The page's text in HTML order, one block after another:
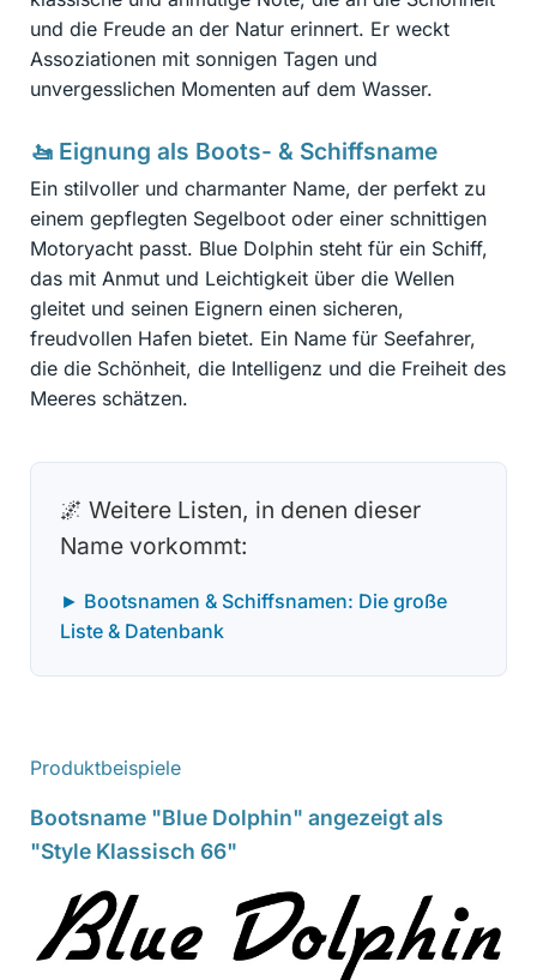
und die Freude an der Natur erinnert. Er weckt
Assoziationen mit sonnigen Tagen und
unvergesslichen Momenten auf dem Wasser.
🚤 Eignung als Boots- & Schiffsname
Ein stilvoller und charmanter Name, der perfekt zu
einem gepflegten Segelboot oder einer schnittigen
Motoryacht passt. Blue Dolphin steht für ein Schiff,
das mit Anmut und Leichtigkeit über die Wellen
gleitet und seinen Eignern einen sicheren,
freudvollen Hafen bietet. Ein Name für Seefahrer,
die die Schönheit, die Intelligenz und die Freiheit des
Meeres schätzen.
🌌 Weitere Listen, in denen dieser
Name vorkommt:
► Bootsnamen & Schiffsnamen: Die große
Liste & Datenbank
Produktbeispiele
Bootsname "Blue Dolphin" angezeigt als
"Style Klassisch 66"